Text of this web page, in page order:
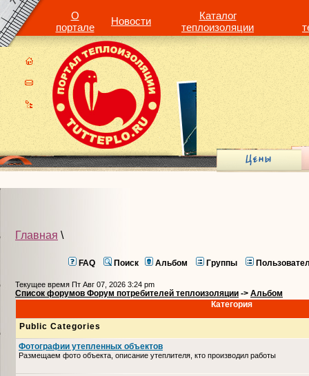
О
портале
Новости
Каталог
теплоизоляции
Главная \
FAQ Поиск Альбом Группы
Текущее время Пт Авг 07, 2026 3:24 pm
Список форумов Форум потребителей теплоизоляции -> Альбом
Категория
Public Categories
Фотографии утепленных объектов
Размещаем фото объекта, описание утеплителя, кто производил работы